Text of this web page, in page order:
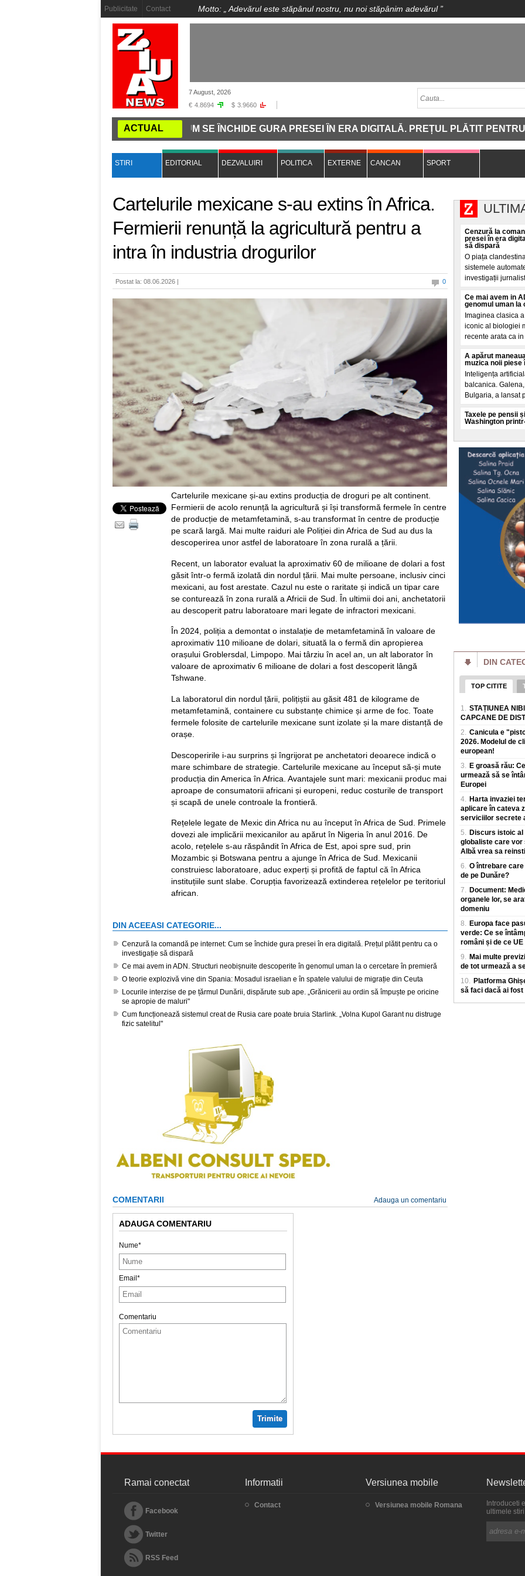
Publicitate Contact Motto: „ Adevărul este stăpânul nostru, nu noi stăpânim adevărul”
7 August, 2026
€ 4.8694 $ 3.9660
ACTUAL
LA COMANDĂ PE INTERNET: CUM SE ÎNCHIDE GURA PRESEI ÎN ERA DIGITALĂ. PREȚUL PLĂTIT PENTRU CA O
STIRI EDITORIAL DEZVALUIRI POLITICA EXTERNE CANCAN SPORT
Cartelurile mexicane s-au extins în Africa.
Fermierii renunță la agricultură pentru a
intra în industria drogurilor
Postat la: 08.06.2026 | 0
Cartelurile mexicane și-au extins producția de droguri pe alt continent.
Fermierii de acolo renunță la agricultură și își transformă fermele în centre
de producție de metamfetamină, s-au transformat în centre de producție
pe scară largă. Mai multe raiduri ale Poliției din Africa de Sud au dus la
descoperirea unor astfel de laboratoare în zona rurală a țării.
Recent, un laborator evaluat la aproximativ 60 de milioane de dolari a fost
găsit într-o fermă izolată din nordul țării. Mai multe persoane, inclusiv cinci
mexicani, au fost arestate. Cazul nu este o raritate și indică un tipar care
se conturează în zona rurală a Africii de Sud. În ultimii doi ani, anchetatorii
au descoperit patru laboratoare mari legate de infractori mexicani.
În 2024, poliția a demontat o instalație de metamfetamină în valoare de
aproximativ 110 milioane de dolari, situată la o fermă din apropierea
orașului Groblersdal, Limpopo. Mai târziu în acel an, un alt laborator în
valoare de aproximativ 6 milioane de dolari a fost descoperit lângă
Tshwane.
La laboratorul din nordul țării, polițiștii au găsit 481 de kilograme de
metamfetamină, containere cu substanțe chimice și arme de foc. Toate
fermele folosite de cartelurile mexicane sunt izolate și la mare distanță de
orașe.
Descoperirile i-au surprins și îngrijorat pe anchetatori deoarece indică o
mare schimbare de strategie. Cartelurile mexicane au început să-și mute
producția din America în Africa. Avantajele sunt mari: mexicanii produc mai
aproape de consumatorii africani și europeni, reduc costurile de transport
și scapă de unele controale la frontieră.
Rețelele legate de Mexic din Africa nu au început în Africa de Sud. Primele
dovezi ale implicării mexicanilor au apărut în Nigeria în anul 2016. De
acolo, rețelele s-au răspândit în Africa de Est, apoi spre sud, prin
Mozambic și Botswana pentru a ajunge în Africa de Sud. Mexicanii
construiesc laboratoare, aduc experți și profită de faptul că în Africa
instituțiile sunt slabe. Corupția favorizează extinderea rețelelor pe teritoriul
african.
DIN ACEEASI CATEGORIE...
Cenzură la comandă pe internet: Cum se închide gura presei în era digitală. Prețul plătit pentru ca o
investigație să dispară
Ce mai avem in ADN. Structuri neobișnuite descoperite în genomul uman la o cercetare în premieră
O teorie explozivă vine din Spania: Mosadul israelian e în spatele valului de migrație din Ceuta
Locurile interzise de pe țărmul Dunării, dispărute sub ape. „Grănicerii au ordin să împuște pe oricine
se apropie de maluri"
Cum funcționează sistemul creat de Rusia care poate bruia Starlink. „Volna Kupol Garant nu distruge
fizic satelitul"
COMENTARII Adauga un comentariu
ADAUGA COMENTARIU
Nume*
Email*
Comentariu
Trimite
Cenzură la
presei în era
să dispară
O piața
sistemele
investigații
Ce mai avem in
genomul uman la
Imaginea clasica
iconic al biologiei
recente arata ca
A apărut
muzica noii piese
Inteligența
balcanica.
Bulgaria, a lansat
Taxele pe pensii
Washington
aprilie prin
condiționeaza
O teorie
spatele valului de
Mai multe cercuri
promoveaza o
și analizate de El
Locurile interzise
„Grănicerii au
Dunarea a
pe țarm, in zona
devreme, aceste
Cum
bruia Starlink.
Rusia a prezentat
Prețul energiei
estimat la 5.9%
Prima saptamana
iulie unitatea 1 a
Amenzi pentru
drumului. Unde
producerii unor
Polițiștii rutieri au
fructe sau celor
de sezon, dupa ce
DIN
TOP CITITE
1. STAȚIUNEA
CAPCANE DE
2. Canicula e
2026. Modelul de
european!
3. E groasă rău:
urmează să se
Europei
4. Harta invaziei
aplicare în cateva
serviciilor secrete
5. Discurs istoic
globaliste care vor
Albă vrea sa
6. O întrebare
de pe Dunăre?
7. Document:
organele lor, se
domeniu
8. Europa face
verde: Ce se
români și de ce
9. Mai multe
de tot urmează a
10. Platforma
să faci dacă ai fost
Ramai conectat
Facebook
Twitter
RSS Feed
Informatii
Contact
Versiunea mobile
Versiunea mobile Romana
Introduceti
ultimele